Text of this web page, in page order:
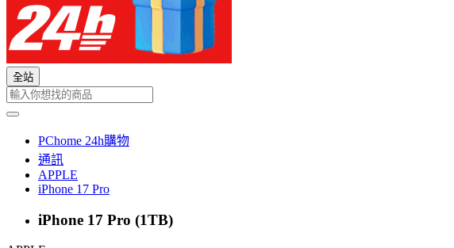
全站
PChome 24h購物
通訊
APPLE
iPhone 17 Pro
iPhone 17 Pro (1TB)